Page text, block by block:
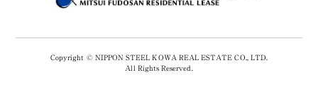
Copyright © NIPPON STEEL KOWA REAL ESTATE CO., LTD.
All Rights Reserved.